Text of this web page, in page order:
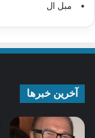
مبل ال
آخرین خبرها